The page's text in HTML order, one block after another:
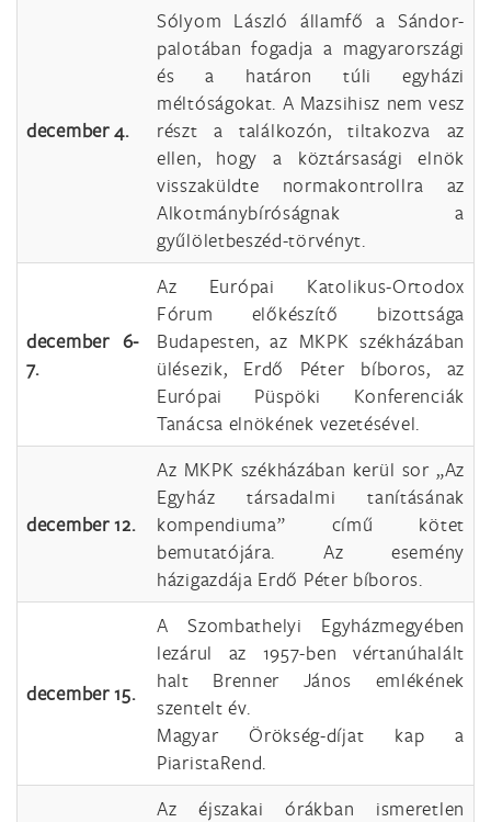
december 4.
Sólyom László államfő a Sándor-
palotában fogadja a magyarországi
és a határon túli egyházi
méltóságokat. A Mazsihisz nem vesz
részt a találkozón, tiltakozva az
ellen, hogy a köztársasági elnök
visszaküldte normakontrollra az
Alkotmánybíróságnak a
gyűlöletbeszéd-törvényt.
december 6-
7.
Az Európai Katolikus-Ortodox
Fórum előkészítő bizottsága
Budapesten, az MKPK székházában
ülésezik, Erdő Péter bíboros, az
Európai Püspöki Konferenciák
Tanácsa elnökének vezetésével.
december 12.
Az MKPK székházában kerül sor „Az
Egyház társadalmi tanításának
kompendiuma” című kötet
bemutatójára. Az esemény
házigazdája Erdő Péter bíboros.
december 15.
A Szombathelyi Egyházmegyében
lezárul az 1957-ben vértanúhalált
halt Brenner János emlékének
szentelt év.
Magyar Örökség-díjat kap a
PiaristaRend.
Az éjszakai órákban ismeretlen